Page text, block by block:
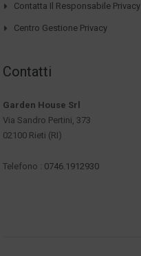
Contatta Il Responsabile Privacy
Centro Gestione Privacy
Contatti
Garden House Srl
Via Sandro Pertini, 373
02100 Rieti (RI)
Telefono : 0746.1912930